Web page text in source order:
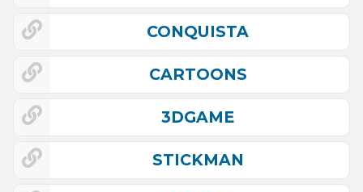
CONQUISTA
CARTOONS
3DGAME
STICKMAN